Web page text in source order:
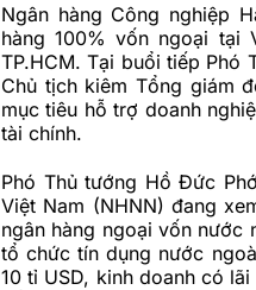
Ngân hàng Công nghiệp
hàng 100% vốn ngoại tại
TP.HCM. Tại buổi tiếp Phó
Chủ tịch kiêm Tổng giám
mục tiêu hỗ trợ doanh
tài chính.
Phó Thủ tướng Hồ Đức
Việt Nam (NHNN) đang
ngân hàng ngoại vốn nước
tổ chức tín dụng nước
10 tỉ USD, kinh doanh có